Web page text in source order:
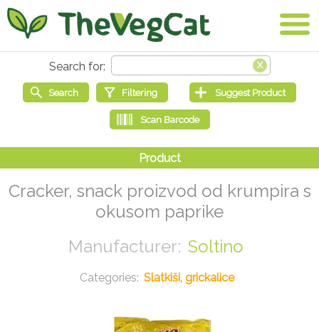
Cracker, snack proizvod od krumpira s
okusom paprike
Soltino
Slatkiši, grickalice